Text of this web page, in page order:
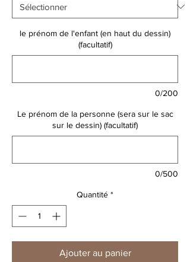
le prénom de l'enfant (en haut du dessin)
(facultatif)
0/200
Le prénom de la personne (sera sur le sac
sur le dessin) (facultatif)
0/500
Quantité *
Ajouter au panier